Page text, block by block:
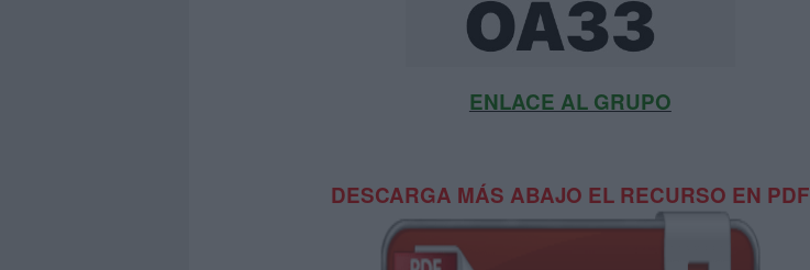
ENLACE AL GRUPO
DESCARGA MÁS ABAJO EL RECURSO EN PDF